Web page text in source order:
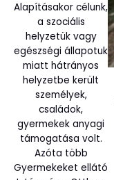
Alapításakor célunk,
a szociális
helyzetük vagy
egészségi állapotuk
miatt hátrányos
helyzetbe került
személyek,
családok,
gyermekek anyagi
támogatása volt.
Azóta több
Gyermekeket ellátó